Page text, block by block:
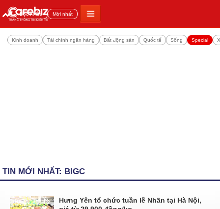
Đọc nhiều Mới nhất
Kinh doanh Tài chính ngân hàng Bất động sản Quốc tế Sống Special
TIN MỚI NHẤT: BIGC
Hưng Yên tổ chức tuần lễ Nhãn tại Hà Nội,